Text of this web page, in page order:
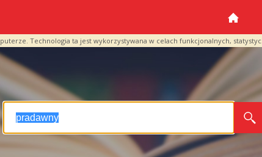
Technologia ta jest wykorzystywana w celach funkcjonalnych,